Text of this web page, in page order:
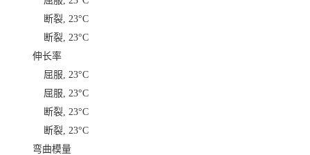
断裂, 23°C
断裂, 23°C
伸长率
屈服, 23°C
屈服, 23°C
断裂, 23°C
断裂, 23°C
弯曲模量